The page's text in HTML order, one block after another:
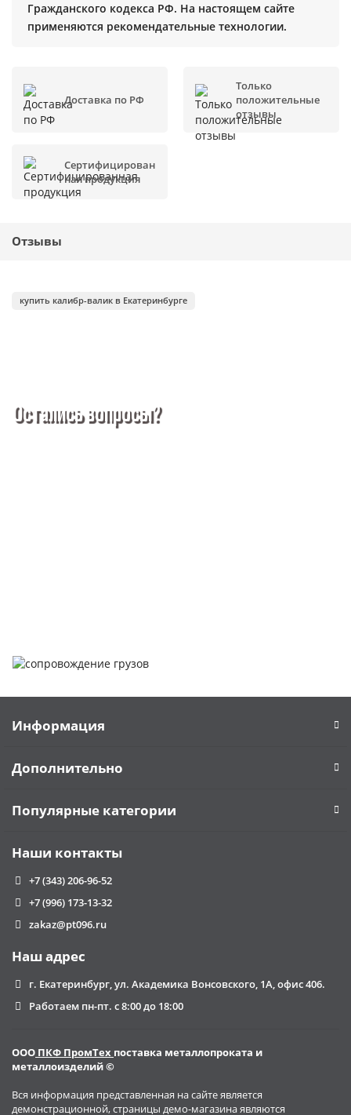
Гражданского кодекса РФ. На настоящем сайте
применяются рекомендательные технологии.
Доставка по РФ
Только
положительные
отзывы
Сертифицирован
ная продукция
Отзывы
купить калибр-валик в Екатеринбурге
Остались вопросы?
Информация
Дополнительно
Популярные категории
Наши контакты
+7 (343) 206-96-52
+7 (996) 173-13-32
zakaz@pt096.ru
Наш адрес
г. Екатеринбург, ул. Академика Вонсовского, 1А, офис 406.
Работаем пн-пт. с 8:00 до 18:00
ООО ПКФ ПромТех поставка металлопроката и
металлоизделий ©
Вся информация представленная на сайте является
демонстрационной, страницы демо-магазина являются